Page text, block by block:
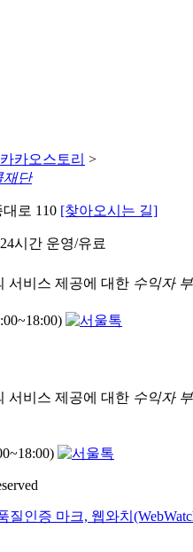
카카오스토리 >
재단
로 110 [찾아오시는 길]
시간 운영/유료
서비스 제공에 대한 수익자
서비스 제공에 대한 수익자